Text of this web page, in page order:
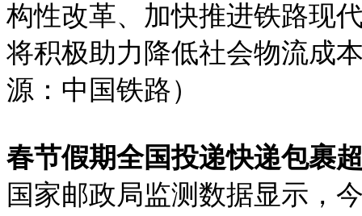
构性改革、加快推进铁路现
将积极助力降低社会物流成
源：中国铁路）
春节假期全国投递快递包裹
国家邮政局监测数据显示，